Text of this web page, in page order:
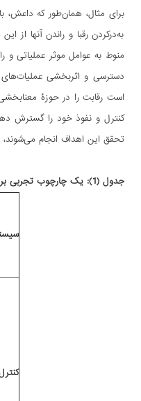
به‌در‌کردن رقبا و راندن آنها از
منوط به عوامل موثر عملیاتی و
دسترسی و اثربخشی عملیات‌های
است رقابت را در حوزۀ
کنترل و نفوذ خود را گسترش
تحقق این اهداف انجام می‌شوند،
جدول (1): یک چارچوب تجربی برای درک روش شورش داعش، براساس مراحل، کارکردها و آستانه